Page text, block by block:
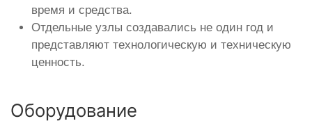
время и средства.
Отдельные узлы создавались не один год и
представляют технологическую и техническую
ценность.
Оборудование